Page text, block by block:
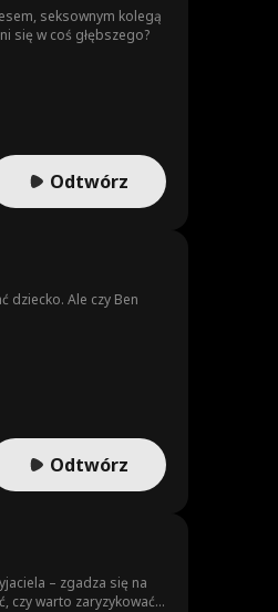
seksownym kolegą
się w coś głębszego?
Odtwórz
dziecko. Ale czy Ben
Odtwórz
– zgadza się na
czy warto zaryzykować